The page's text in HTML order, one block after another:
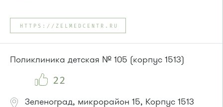
Автобусы № 1, 9, 10, 12, 13, 15, 23, 31.
Маршрутка № 128, 409м, 431м, 476м, 720м, 721м, 900, 903
или до остановки"12 микрорайон":
493.
Маршрутка № 127, 128, 312, 377, 390, 408м, 431м, 476, 476м,
720м, 900, 903
HTTPS://ZELMEDCENTR.RU
Поликлиника детская № 105 (корпус 1513)
22
Зеленоград, микрорайон 15, Корпус 1513